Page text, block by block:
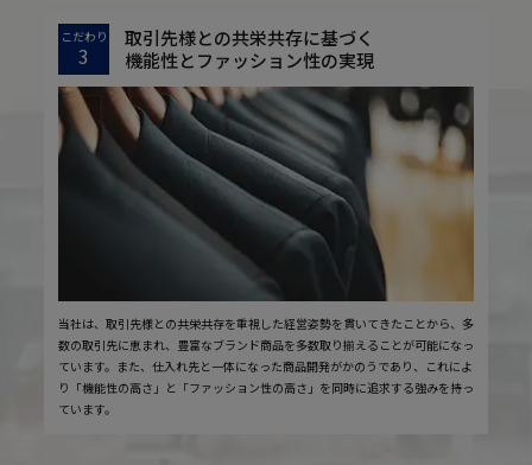
こだわり
3
取引先様との共栄共存に基づく
機能性とファッション性の実現
当社は、取引先様との共栄共存を重視した経営姿勢を貫いてきたことから、多
数の取引先に恵まれ、豊富なブランド商品を多数取り揃えることが可能になっ
ています。また、仕入れ先と一体になった商品開発がかのうであり、これによ
り「機能性の高さ」と「ファッション性の高さ」を同時に追求する強みを持っ
ています。